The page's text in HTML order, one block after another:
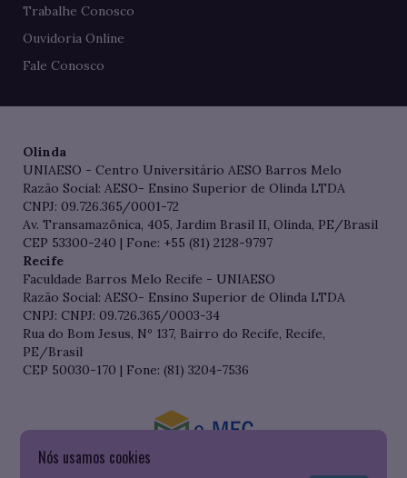
Nós usamos cookies
Trabalhe Conosco
Ouvidoria Online
Fale Conosco
Olinda
UNIAESO - Centro Universitário AESO Barros Melo
Razão Social: AESO- Ensino Superior de Olinda LTDA
CNPJ: 09.726.365/0001-72
Av. Transamazônica, 405, Jardim Brasil II, Olinda, PE/Brasil
CEP 53300-240 | Fone: +55 (81) 2128-9797
Recife
Faculdade Barros Melo Recife - UNIAESO
Razão Social: AESO- Ensino Superior de Olinda LTDA
CNPJ: CNPJ: 09.726.365/0003-34
Rua do Bom Jesus, Nº 137, Bairro do Recife, Recife,
PE/Brasil
CEP 50030-170 | Fone: (81) 3204-7536
Consulte o cadastro da Instituição no Sistema do e-MEC